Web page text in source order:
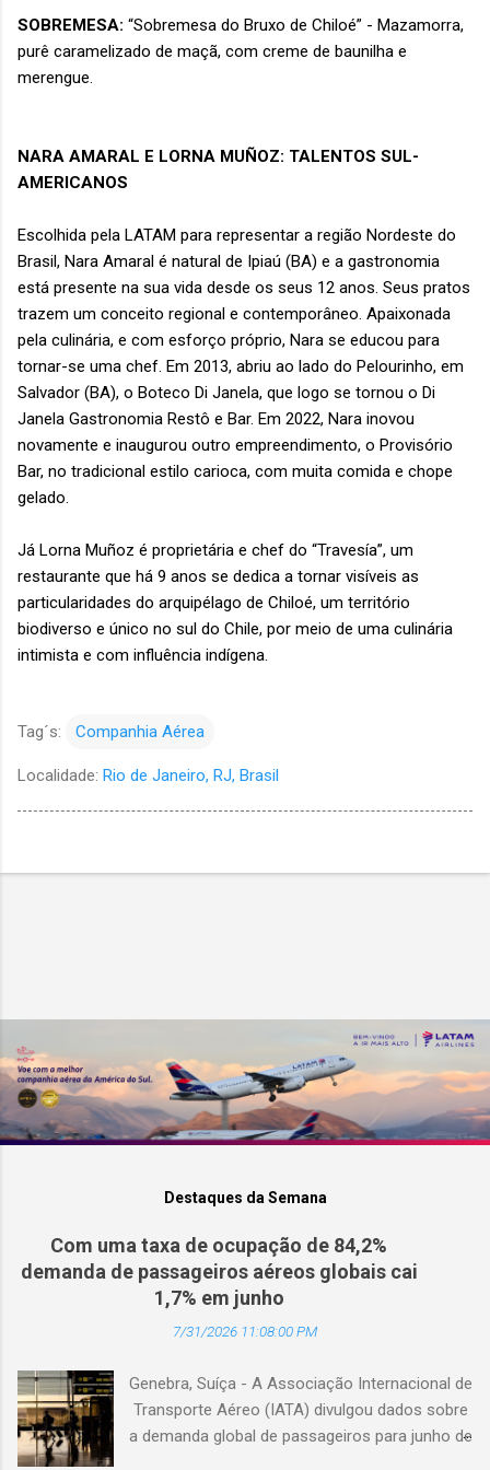
SOBREMESA: “Sobremesa do Bruxo de Chiloé” - Mazamorra,
purê caramelizado de maçã, com creme de baunilha e
merengue.
NARA AMARAL E LORNA MUÑOZ: TALENTOS SUL-
AMERICANOS
Escolhida pela LATAM para representar a região Nordeste do
Brasil, Nara Amaral é natural de Ipiaú (BA) e a gastronomia
está presente na sua vida desde os seus 12 anos. Seus pratos
trazem um conceito regional e contemporâneo. Apaixonada
pela culinária, e com esforço próprio, Nara se educou para
tornar-se uma chef. Em 2013, abriu ao lado do Pelourinho, em
Salvador (BA), o Boteco Di Janela, que logo se tornou o Di
Janela Gastronomia Restô e Bar. Em 2022, Nara inovou
novamente e inaugurou outro empreendimento, o Provisório
Bar, no tradicional estilo carioca, com muita comida e chope
gelado.
Já Lorna Muñoz é proprietária e chef do “Travesía”, um
restaurante que há 9 anos se dedica a tornar visíveis as
particularidades do arquipélago de Chiloé, um território
biodiverso e único no sul do Chile, por meio de uma culinária
intimista e com influência indígena.
Tag´s: Companhia Aérea
Localidade: Rio de Janeiro, RJ, Brasil
Destaques da Semana
Com uma taxa de ocupação de 84,2%
demanda de passageiros aéreos globais cai
1,7% em junho
7/31/2026 11:08:00 PM
Genebra, Suíça - A Associação Internacional de
Transporte Aéreo (IATA) divulgou dados sobre
a demanda global de passageiros para junho de